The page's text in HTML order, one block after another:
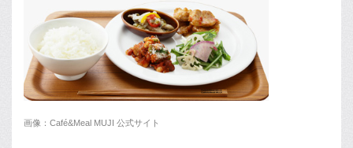
画像：Café&Meal MUJI 公式サイト